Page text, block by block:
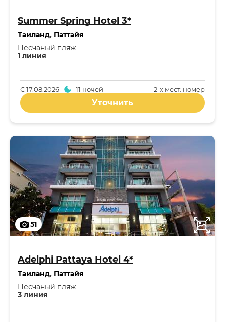
Summer Spring Hotel 3*
Таиланд, Паттайя
1 линия
Песчаный пляж
2-x мест. номер
С17.08.2026 11 ночей
Уточнить
51
Adelphi Pattaya Hotel 4*
Таиланд, Паттайя
3 линия
Песчаный пляж